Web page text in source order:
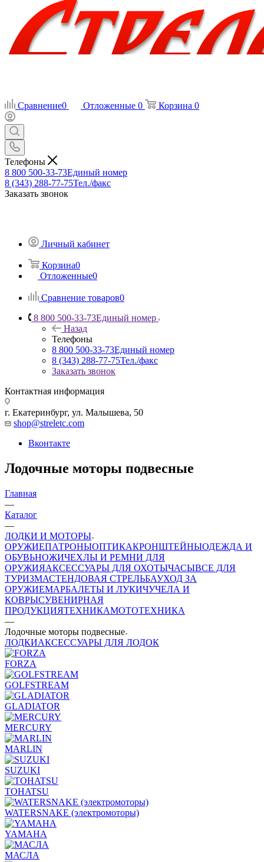
Сравнение0 Отложенные 0 Корзина 0
Телефоны
8 800 500-33-73Единый номер
8 (343) 288-77-75Тел./факс
Заказать звонок
Личный кабинет
Корзина0
Отложенные0
Сравнение товаров0
8 800 500-33-73Единый номер
Назад
Телефоны
8 800 500-33-73Единый номер
8 (343) 288-77-75Тел./факс
Заказать звонок
Контактная информация
г. Екатеринбург, ул. Малышева, 50
shop@streletc.com
Вконтакте
Лодочные моторы подвесные
Главная
—
Каталог
—
ЛОДКИ И МОТОРЫ
ОРУЖИЕПАТРОНЫОПТИКАКРОНШТЕЙНЫОДЕЖДА И
ОБУВЬНОЖИЧЕХЛЫ И РЕМНИ ДЛЯ
ОРУЖИЯАКСЕССУАРЫ ДЛЯ ОХОТЫЧАСЫВСЕ ДЛЯ
ТУРИЗМАСТЕНДОВАЯ СТРЕЛЬБАУХОД ЗА
ОРУЖИЕМАРБАЛЕТЫ И ЛУКИЧУЧЕЛА И
КОВРЫСУВЕНИРНАЯ
ПРОДУКЦИЯТЕХНИКАМОТОТЕХНИКА
—
Лодочные моторы подвесные
ЛОДКИАКСЕССУАРЫ ДЛЯ ЛОДОК
FORZA
GOLFSTREAM
GLADIATOR
MERCURY
MARLIN
SUZUKI
TOHATSU
WATERSNAKE (электромоторы)
YAMAHA
МАСЛА